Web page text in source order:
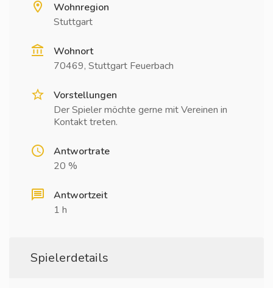
Wohnregion
Stuttgart
Wohnort
70469, Stuttgart Feuerbach
Vorstellungen
Der Spieler möchte gerne mit Vereinen in
Kontakt treten.
Antwortrate
20 %
Antwortzeit
1 h
Spielerdetails